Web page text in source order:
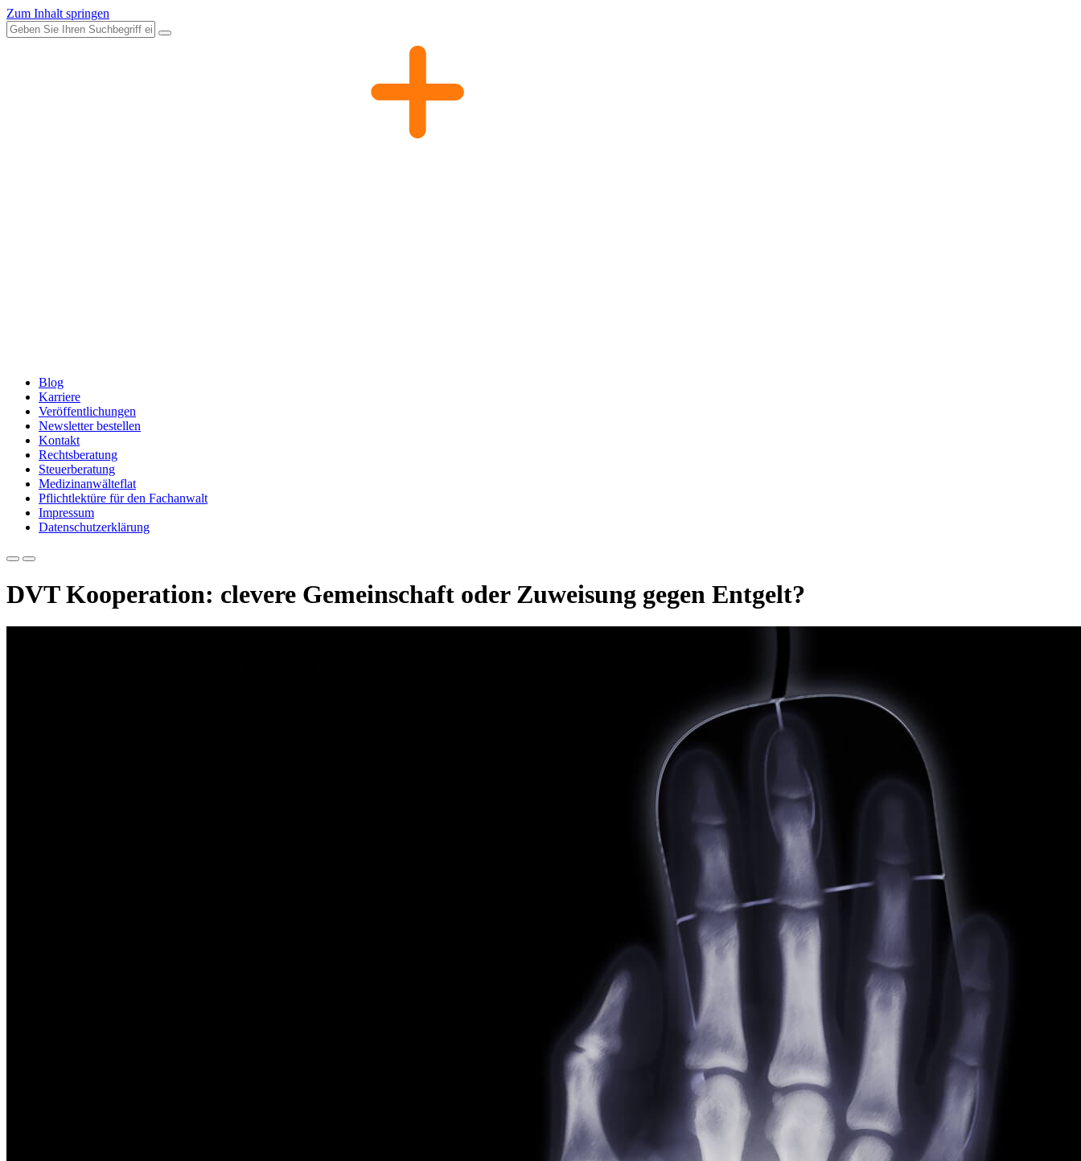
Zum Inhalt springen
Blog
Karriere
Veröffentlichungen
Newsletter bestellen
Kontakt
Rechtsberatung
Steuerberatung
Medizinanwälteflat
Pflichtlektüre für den Fachanwalt
Impressum
Datenschutzerklärung
DVT Kooperation: clevere Gemeinschaft oder Zuweisung gegen Entgelt?